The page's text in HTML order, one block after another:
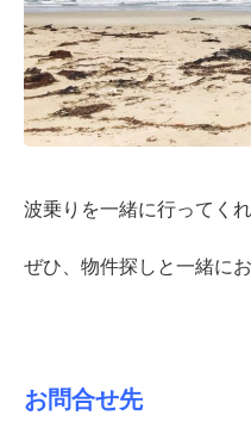
波乗りを一緒に行ってく
ぜひ、物件探しと一緒に
お問合せ先